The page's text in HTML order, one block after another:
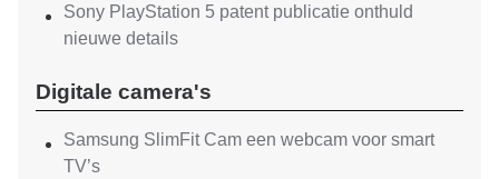
Sony PlayStation 5 patent publicatie onthuld
nieuwe details
Digitale camera's
Samsung SlimFit Cam een webcam voor smart
TV’s